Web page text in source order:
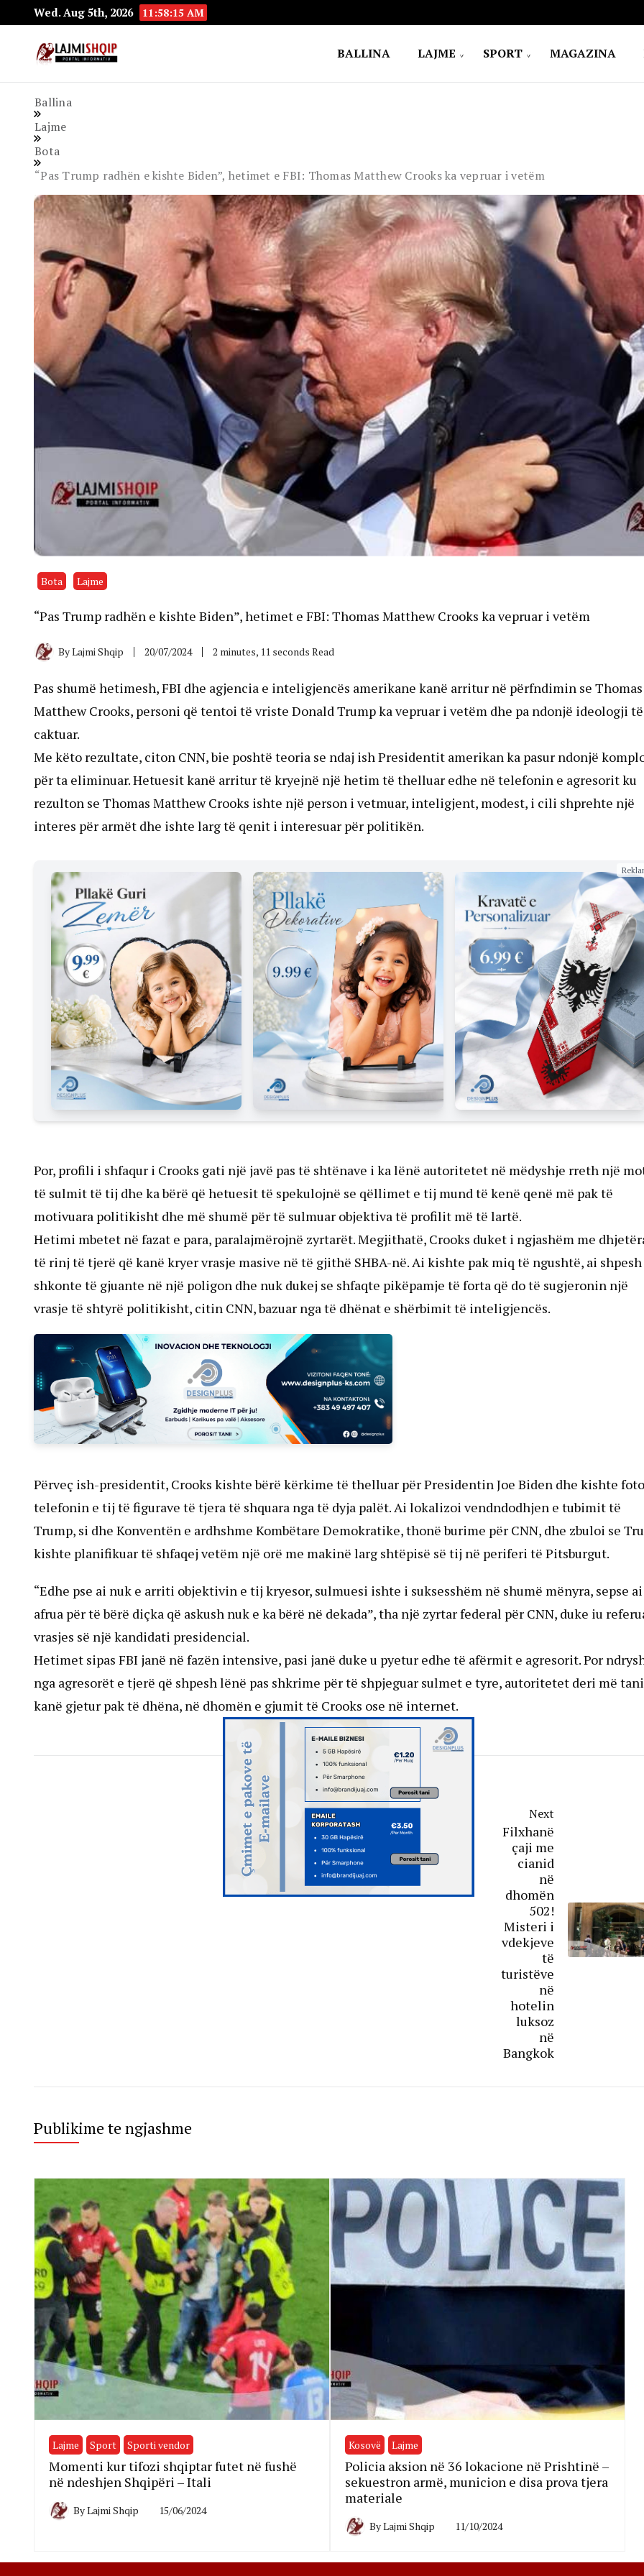
Wed. Aug 5th, 2026 11:58:16 AM
BALLINA LAJME SPORT MAGAZINA
Ballina
Lajme
Bota
“Pas Trump radhën e kishte Biden”, hetimet e FBI: Thomas Matthew Crooks ka vepruar i vetëm
Bota Lajme
“Pas Trump radhën e kishte Biden”, hetimet e FBI: Thomas Matthew Crooks ka vepruar i vetëm
ByLajmi Shqip 20/07/2024 2 minutes, 11 seconds Read
Pas shumë hetimesh, FBI dhe agjencia e inteligjencës amerikane kanë arritur në përfndimin se Thomas
Matthew Crooks, personi që tentoi të vriste Donald Trump ka vepruar i vetëm dhe pa ndonjë ideologji të
caktuar.
Me këto rezultate, citon CNN, bie poshtë teoria se ndaj ish Presidentit amerikan ka pasur ndonjë
për ta eliminuar. Hetuesit kanë arritur të kryejnë një hetim të thelluar edhe në telefonin e agresorit ku
rezulton se Thomas Matthew Crooks ishte një person i vetmuar, inteligjent, modest, i cili shprehte një
interes për armët dhe ishte larg të qenit i interesuar për politikën.
Por, profili i shfaqur i Crooks gati një javë pas të shtënave i ka lënë autoritetet në mëdyshje rreth një
të sulmit të tij dhe ka bërë që hetuesit të spekulojnë se qëllimet e tij mund të kenë qenë më pak të
motivuara politikisht dhe më shumë për të sulmuar objektiva të profilit më të lartë.
Hetimi mbetet në fazat e para, paralajmërojnë zyrtarët. Megjithatë, Crooks duket i ngjashëm me
të rinj të tjerë që kanë kryer vrasje masive në të gjithë SHBA-në. Ai kishte pak miq të ngushtë, ai shpesh
shkonte të gjuante në një poligon dhe nuk dukej se shfaqte pikëpamje të forta që do të sugjeronin një
vrasje të shtyrë politikisht, citin CNN, bazuar nga të dhënat e shërbimit të inteligjencës.
Përveç ish-presidentit, Crooks kishte bërë kërkime të thelluar për Presidentin Joe Biden dhe kishte
telefonin e tij të figurave të tjera të shquara nga të dyja palët. Ai lokalizoi vendndodhjen e tubimit të
Trump, si dhe Konventën e ardhshme Kombëtare Demokratike, thonë burime për CNN, dhe zbuloi se
kishte planifikuar të shfaqej vetëm një orë me makinë larg shtëpisë së tij në periferi të Pitsburgut.
“Edhe pse ai nuk e arriti objektivin e tij kryesor, sulmuesi ishte i suksesshëm në shumë mënyra, sepse ai
afrua për të bërë diçka që askush nuk e ka bërë në dekada”, tha një zyrtar federal për CNN, duke iu
vrasjes së një kandidati presidencial.
Hetimet sipas FBI janë në fazën intensive, pasi janë duke u pyetur edhe të afërmit e agresorit. Por
nga agresorët e tjerë që shpesh lënë pas shkrime për të shpjeguar sulmet e tyre, autoritetet deri më tani
kanë gjetur pak të dhëna, në dhomën e gjumit të Crooks ose në internet.
Next
Filxhanë
çaji me
cianid
në
dhomën
502!
Misteri i
vdekjeve
të
turistëve
në
hotelin
luksoz
në
Bangkok
Publikime te ngjashme
Lajme Sport Sporti vendor
Momenti kur tifozi shqiptar futet në fushë
në ndeshjen Shqipëri – Itali
ByLajmi Shqip 15/06/2024
Kosovë Lajme
Policia aksion në 36 lokacione në Prishtinë –
sekuestron armë, municion e disa prova tjera
materiale
ByLajmi Shqip 11/10/2024